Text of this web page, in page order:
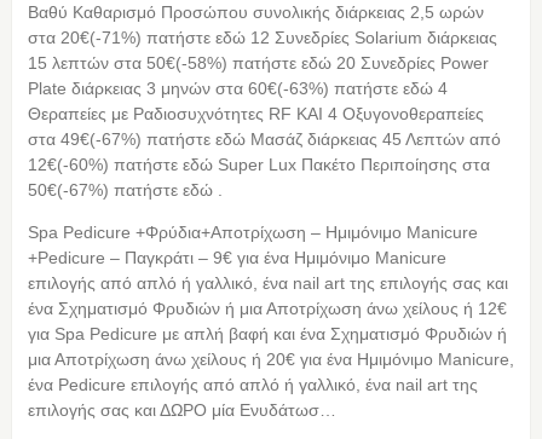
Βαθύ Καθαρισμό Προσώπου συνολικής διάρκειας 2,5 ωρών
στα 20€(-71%) πατήστε εδώ 12 Συνεδρίες Solarium διάρκειας
15 λεπτών στα 50€(-58%) πατήστε εδώ 20 Συνεδρίες Power
Plate διάρκειας 3 μηνών στα 60€(-63%) πατήστε εδώ 4
Θεραπείες με Ραδιοσυχνότητες RF ΚΑΙ 4 Οξυγονοθεραπείες
στα 49€(-67%) πατήστε εδώ Μασάζ διάρκειας 45 Λεπτών από
12€(-60%) πατήστε εδώ Super Lux Πακέτο Περιποίησης στα
50€(-67%) πατήστε εδώ .
Spa Pedicure +Φρύδια+Αποτρίχωση – Ημιμόνιμο Manicure
+Pedicure – Παγκράτι – 9€ για ένα Ημιμόνιμο Manicure
επιλογής από απλό ή γαλλικό, ένα nail art της επιλογής σας και
ένα Σχηματισμό Φρυδιών ή μια Αποτρίχωση άνω χείλους ή 12€
για Spa Pedicure με απλή βαφή και ένα Σχηματισμό Φρυδιών ή
μια Αποτρίχωση άνω χείλους ή 20€ για ένα Ημιμόνιμο Manicure,
ένα Pedicure επιλογής από απλό ή γαλλικό, ένα nail art της
επιλογής σας και ΔΩΡΟ μία Ενυδάτωσ…